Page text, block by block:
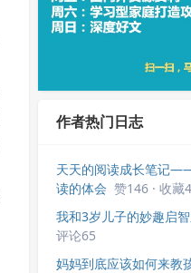
作者热门日志
天天的阅读成长笔记
读的体会 赞146 · 收藏
我和3岁儿子的妙趣启
评论65
妈妈到底应该如何来教